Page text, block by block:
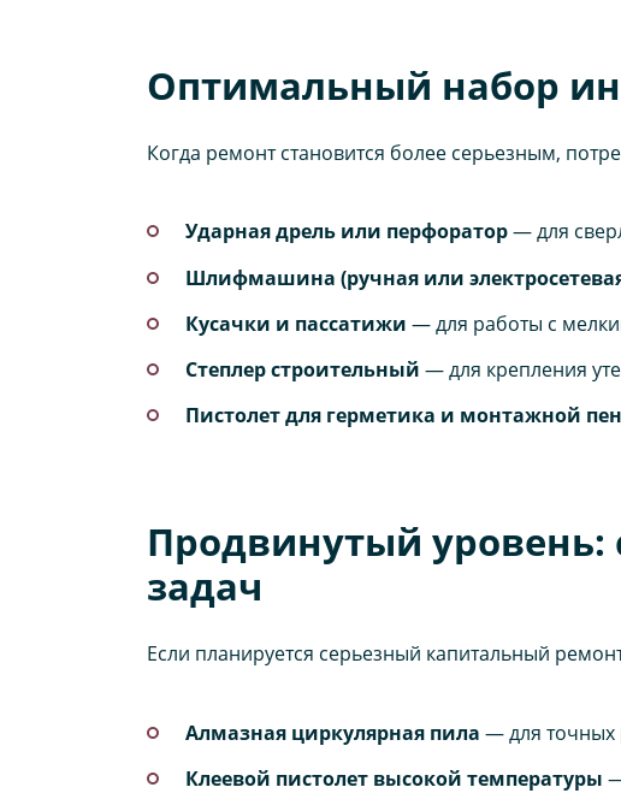
Оптимальный набор
Когда ремонт становится более серьезным,
Ударная дрель или перфоратор— для
Шлифмашина (ручная или
Кусачки и пассатижи — для работы с
Степлер строительный — для крепления
Пистолет для герметика и монтажной
Продвинутый
задач
Если планируется серьезный капитальный
Алмазная циркулярная пила — для точных
Клеевой пистолет высокой температуры